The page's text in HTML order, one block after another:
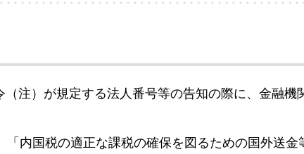
注）が規定する法人番号等の告知の際に、金融機
「内国税の適正な課税の確保を図るための国外送金